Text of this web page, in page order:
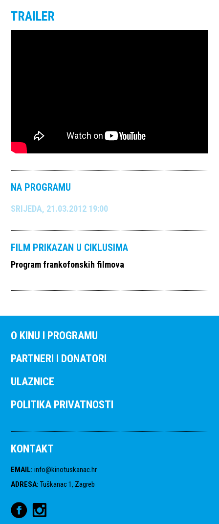
TRAILER
NA PROGRAMU
SRIJEDA, 21.03.2012 19:00
FILM PRIKAZAN U CIKLUSIMA
Program frankofonskih filmova
O KINU I PROGRAMU
PARTNERI I DONATORI
ULAZNICE
POLITIKA PRIVATNOSTI
KONTAKT
EMAIL: info@kinotuskanac.hr
ADRESA: Tuškanac 1, Zagreb